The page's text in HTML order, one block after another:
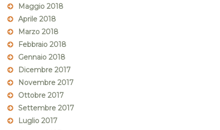
Maggio 2018
Aprile 2018
Marzo 2018
Febbraio 2018
Gennaio 2018
Dicembre 2017
Novembre 2017
Ottobre 2017
Settembre 2017
Luglio 2017